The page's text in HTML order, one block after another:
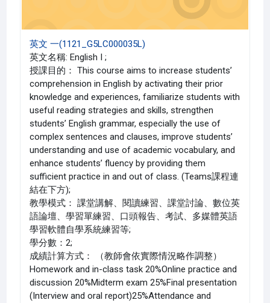
英文 一(1121_G5LC000035L)
英文名稱: English I ;
授課目的： This course aims to increase students’
comprehension in English by activating their prior
knowledge and experiences, familiarize students with
useful reading strategies and skills, strengthen
students’ English grammar, especially the use of
complex sentences and clauses, improve students’
understanding and use of academic vocabulary, and
enhance students’ fluency by providing them
sufficient practice in and out of class. (Teams課程連
結在下方);
教學模式： 課堂講解、閱讀練習、課堂討論、數位英
語論壇、學習單練習、口頭報告、考試、多媒體英語
學習軟體自學系統練習等;
學分數：2;
成績計算方式： （教師會依實際情況略作調整）
Homework and in-class task 20%Online practice and
discussion 20%Midterm exam 25%Final presentation
(Interview and oral report)25%Attendance and